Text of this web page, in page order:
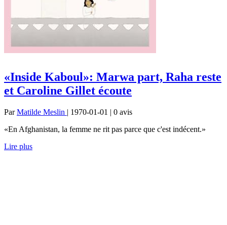
«Inside Kaboul»: Marwa part, Raha reste
et Caroline Gillet écoute
ParMatilde Meslin | 1970-01-01 | 0 avis
«En Afghanistan, la femme ne rit pas parce que c'est indécent.»
Lire plus